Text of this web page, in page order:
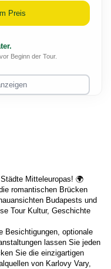
Mitteleuropas! 🌍
romantischen Brücken
Budapests und
Tour Kultur, Geschichte
Besichtigungen, optionale
lassen Sie jeden
Sie die einzigartigen
von Karlovy Vary,
Preis
Beginn der Tour.